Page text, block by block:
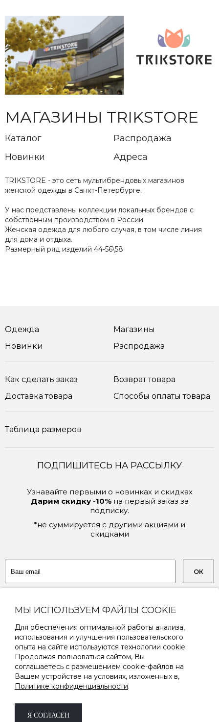
МАГАЗИНЫ TRIKSTORE
Каталог
Новинки
Распродажа
Адреса
TRIKSTORE - это сеть мультибрендовых магазинов
женской одежды в Санкт-Петербурге.
У нас представлены коллекции локальных брендов с
собственным производством в России.
Женская одежда для любого случая, в том числе линия
для дома и отдыха.
Размерный ряд изделий 44-56\58
Одежда
Новинки
Магазины
Распродажа
Как сделать заказ
Доставка товара
Возврат товара
Способы оплаты товара
Таблица размеров
ПОДПИШИТЕСЬ НА РАССЫЛКУ
Узнавайте первыми о новинках и скидках
Дарим скидку -10%на первый заказ за
подписку.
*не суммируется с другими акциями и
скидками
ОК
8 (800) 333-19-09
с 9:00 до 18:00 пн-пт
2026 © TRIK, trikstore.ru
МЫ ИСПОЛЬЗУЕМ ФАЙЛЫ COOKIE
Для обеспечения оптимальной работы анализа,
использования и улучшения пользовательского
опыта на сайте используются технологии cookie.
Продолжая пользоваться сайтом, Вы
соглашаетесь с размещением cookie-файлов на
Вашем устройстве на условиях, изложенных в,
Политике конфиденциальности.
Я СОГЛАСЕН